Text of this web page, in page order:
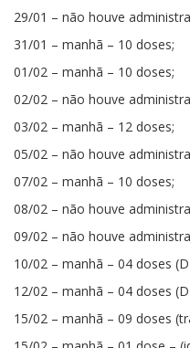
29/01 – não houve
31/01 – manhã – 10 doses;
01/02 – manhã – 10 doses;
02/02 – não houve
03/02 – manhã – 12 doses;
05/02 – não houve
07/02 – manhã – 10 doses;
08/02 – não houve
09/02 – não houve
10/02 – manhã – 04 doses
12/02 – manhã – 04 doses
15/02 – manhã – 09 doses